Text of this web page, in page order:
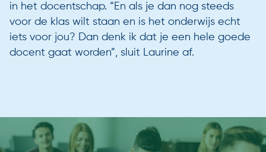
in het docentschap. “En als je dan nog steeds
voor de klas wilt staan en is het onderwijs echt
iets voor jou? Dan denk ik dat je een hele goede
docent gaat worden”, sluit Laurine af.